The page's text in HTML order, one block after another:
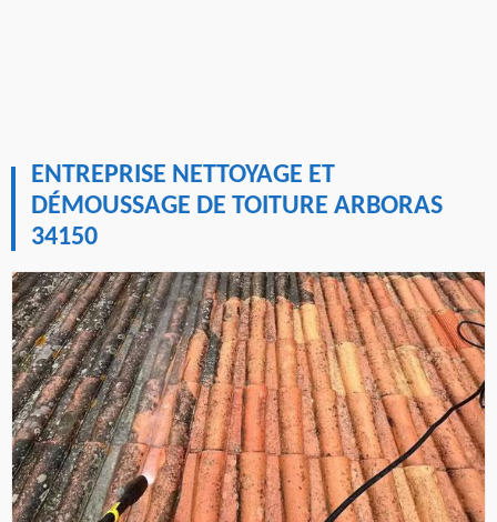
ENTREPRISE NETTOYAGE ET
DÉMOUSSAGE DE TOITURE ARBORAS
34150